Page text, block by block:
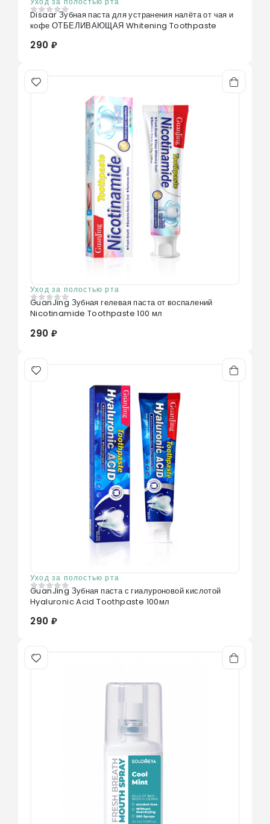
0из 5
Disaar Зубная паста для устранения налёта от чая и
кофе ОТБЕЛИВАЮЩАЯ Whitening Toothpaste
290 ₽
Уход за полостью рта
0из 5
GuanJing Зубная гелевая паста от воспалений
Nicotinamide Toothpaste 100 мл
290 ₽
Уход за полостью рта
0из 5
GuanJing Зубная паста с гиалуроновой кислотой
Hyaluronic Acid Toothpaste 100мл
290 ₽